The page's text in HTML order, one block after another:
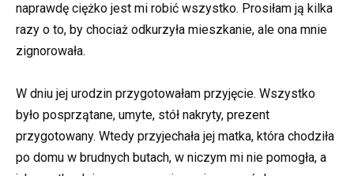
naprawdę ciężko jest mi robić wszystko. Prosiłam ją kilka
razy o to, by chociaż odkurzyła mieszkanie, ale ona mnie
zignorowała.
W dniu jej urodzin przygotowałam przyjęcie. Wszystko
było posprzątane, umyte, stół nakryty, prezent
przygotowany. Wtedy przyjechała jej matka, która chodziła
po domu w brudnych butach, w niczym mi nie pomogła, a